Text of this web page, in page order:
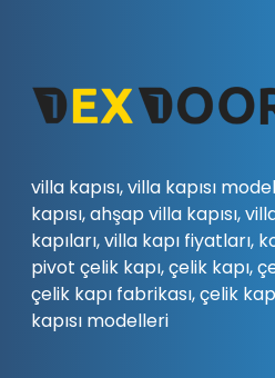
villa kapısı, villa kapısı
kapısı, ahşap villa kapısı,
kapıları, villa kapı fiyatları,
pivot çelik kapı, çelik kapı,
çelik kapı fabrikası, çelik
kapısı modelleri